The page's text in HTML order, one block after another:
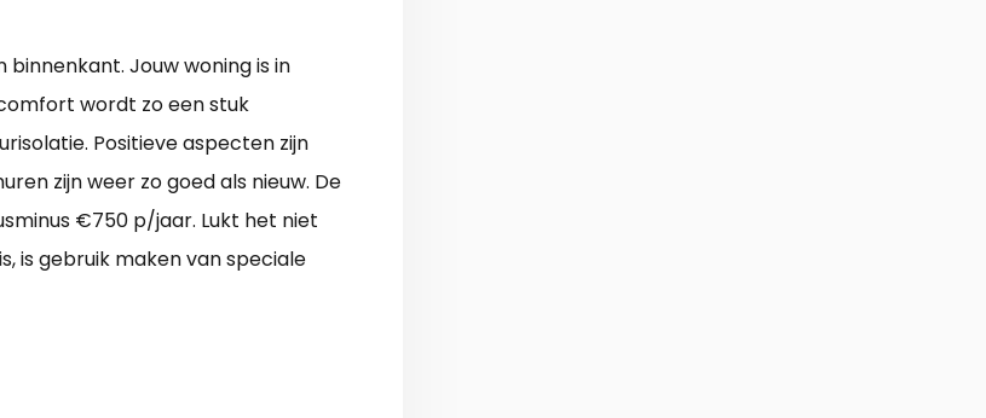
Jouw woning is in
wordt zo een stuk
Positieve aspecten zijn
zijn weer zo goed als nieuw. De
€750 p/jaar. Lukt het niet
is gebruik maken van speciale